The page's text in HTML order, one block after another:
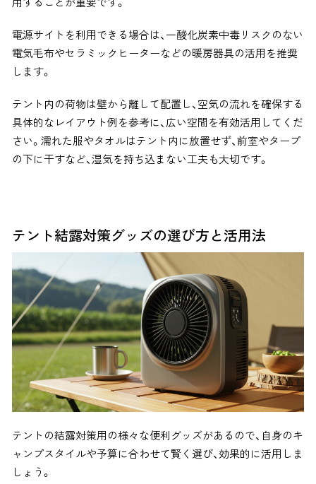
電源サイトを利用できる場合は、一酸化炭素中毒リスクのない
電気毛布やセラミックヒーターなどの暖房器具の活用を推奨
します。
テント内の荷物は壁から離して配置し、空気の流れを確保する
具体的なレイアウト例を参考に、広い空間を有効活用してくだ
さい。濡れた服やタオルはテント内に放置せず、前室やタープ
の下に干すなど、湿気を持ち込まない工夫も大切です。
テント結露対策グッズの選び方と活用法
テントの結露対策用の様々な便利グッズがあるので、自身のキ
ャンプスタイルや予算に合わせて賢く選び、効果的に活用しま
しょう。